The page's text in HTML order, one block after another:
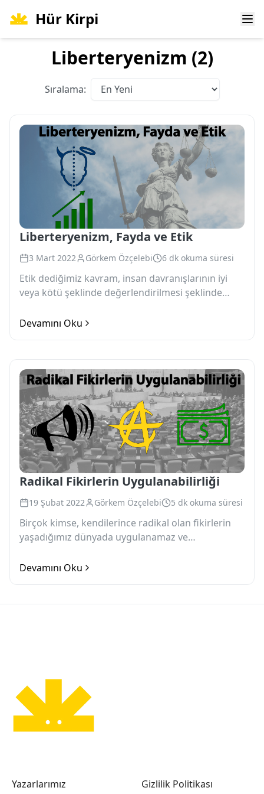
Hür Kirpi
Liberteryenizm (2)
Sıralama:
Liberteryenizm, Fayda ve Etik
3 Mart 2022 Görkem Özçelebi 6 dk okuma süresi
Etik dediğimiz kavram, insan davranışlarının iyi
veya kötü şeklinde değerlendirilmesi şeklinde
yapmalıyız gibi sorular....
Devamını Oku
Radikal Fikirlerin Uygulanabilirliği
19 Şubat 2022 Görkem Özçelebi 5 dk okuma süresi
Birçok kimse, kendilerince radikal olan fikirlerin
yaşadığımız dünyada uygulanamaz ve
Öncelikle, radikal kelimesine...
Devamını Oku
Yazarlarımız Gizlilik Politikası